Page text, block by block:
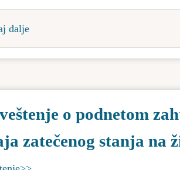
dalje
Razvoj
u
Topola o podnetom
zatečenog stanja na